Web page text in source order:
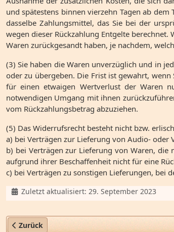
und spätestens binnen vierzehn Tagen ab
dasselbe Zahlungsmittel, das Sie bei der
wegen dieser Rückzahlung Entgelte
Waren zurückgesandt haben, je nachdem,
(3) Sie haben die Waren unverzüglich und in
oder zu übergeben. Die Frist ist gewahrt,
für einen etwaigen Wertverlust der Waren
notwendigen Umgang mit ihnen
vom Rückzahlungsbetrag abzuziehen.
(5) Das Widerrufsrecht besteht nicht bzw.
a) bei Verträgen zur Lieferung von Audio-
b) bei Verträgen zur Lieferung von Waren,
aufgrund ihrer Beschaffenheit nicht für eine
c) bei Verträgen zu sonstigen Lieferungen, bei
DetailsZuletzt aktualisiert: 29. September 2023
Vorheriger Beitrag: AGB
Zurück